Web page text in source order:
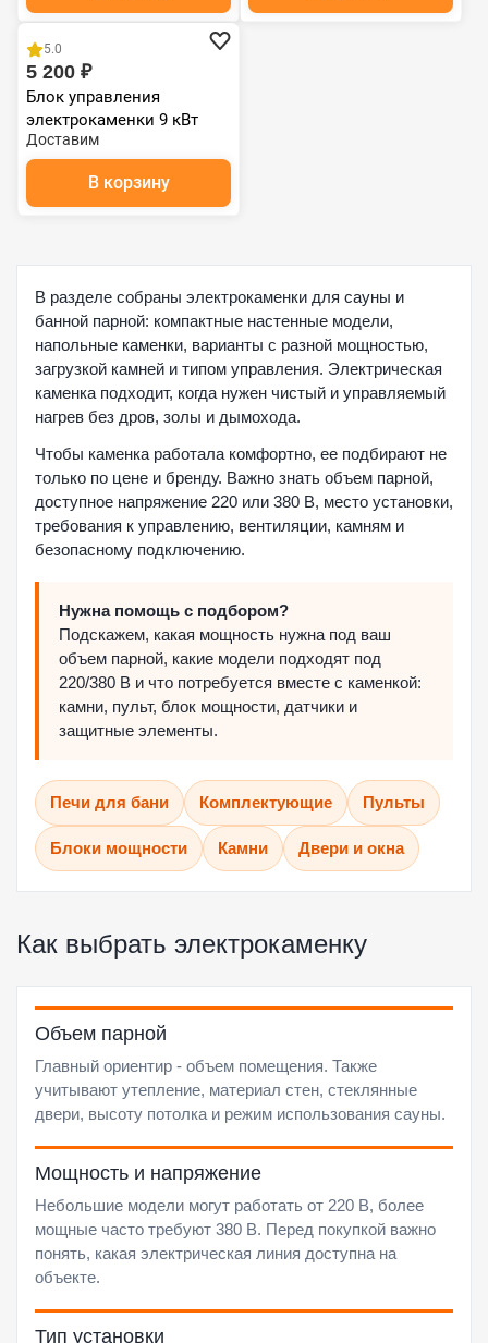
5.0
5 200 ₽
Блок управления
электрокаменки 9 кВт
(комплект)
Доставим
В корзину
В разделе собраны электрокаменки для сауны и
банной парной: компактные настенные модели,
напольные каменки, варианты с разной мощностью,
загрузкой камней и типом управления. Электрическая
каменка подходит, когда нужен чистый и управляемый
нагрев без дров, золы и дымохода.
Чтобы каменка работала комфортно, ее подбирают не
только по цене и бренду. Важно знать объем парной,
доступное напряжение 220 или 380 В, место установки,
требования к управлению, вентиляции, камням и
безопасному подключению.
Нужна помощь с подбором?
Подскажем, какая мощность нужна под ваш
объем парной, какие модели подходят под
220/380 В и что потребуется вместе с каменкой:
камни, пульт, блок мощности, датчики и
защитные элементы.
Печи для бани Комплектующие Пульты
Блоки мощности Камни Двери и окна
Как выбрать электрокаменку
Объем парной
Главный ориентир - объем помещения. Также
учитывают утепление, материал стен, стеклянные
двери, высоту потолка и режим использования сауны.
Мощность и напряжение
Небольшие модели могут работать от 220 В, более
мощные часто требуют 380 В. Перед покупкой важно
понять, какая электрическая линия доступна на
объекте.
Тип установки